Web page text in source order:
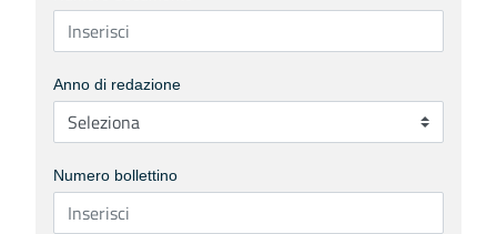
Anno di redazione
Numero bollettino